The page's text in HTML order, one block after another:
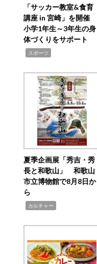
「サッカー教室&食育
講座 in 宮崎」を開催
小学1年生～3年生の身
体づくりをサポート
スポーツ
夏季企画展「秀吉・秀
長と和歌山」 和歌山
市立博物館で8月8日か
ら
カルチャー